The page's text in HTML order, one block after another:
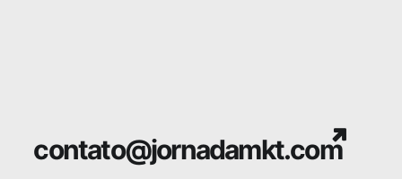
contato@jornadamkt.com